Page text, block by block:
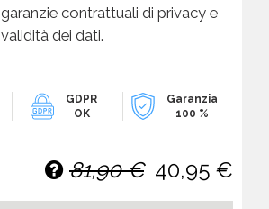
garanzie contrattuali di privacy e
validità dei dati.
GDPR
OK
Garanzia
100 %
81,90 € 40,95 €